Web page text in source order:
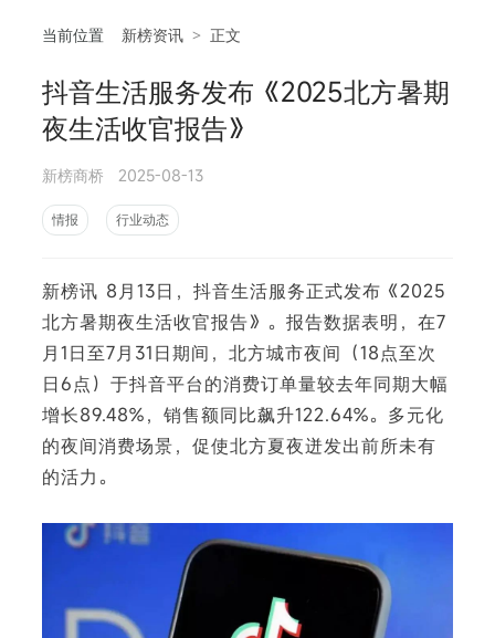
当前位置 新榜资讯 > 正文
抖音生活服务发布《2025北方暑期
夜生活收官报告》
新榜商桥 2025-08-13
情报 行业动态
新榜讯 8月13日，抖音生活服务正式发布《2025
北方暑期夜生活收官报告》。报告数据表明，在7
月1日至7月31日期间，北方城市夜间（18点至次
日6点）于抖音平台的消费订单量较去年同期大幅
增长89.48%，销售额同比飙升122.64%。多元化
的夜间消费场景，促使北方夏夜迸发出前所未有
的活力。